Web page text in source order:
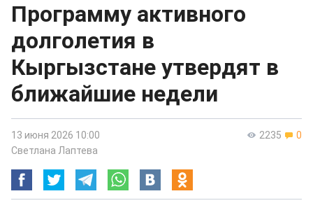
Программу активного
долголетия в
Кыргызстане утвердят в
ближайшие недели
2235 0
13 июня 2026 10:00
Светлана Лаптева